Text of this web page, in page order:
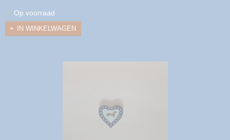
✓ Op voorraad
IN WINKELWAGEN